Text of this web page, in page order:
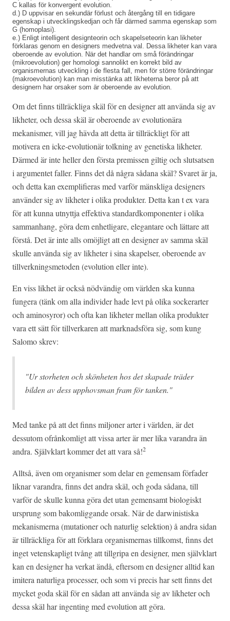
C kallas för konvergent evolution.
d.) D uppvisar en sekundär förlust och återgång till en tidigare
egenskap i utvecklingskedjan och får därmed samma egenskap som
G (homoplasi).
e.) Enligt intelligent designteorin och skapelseteorin kan likheter
förklaras genom en designers medvetna val. Dessa likheter kan vara
oberoende av evolution. När det handlar om små förändringar
(mikroevolution) ger homologi sannolikt en korrekt bild av
organismernas utveckling i de flesta fall, men för större förändringar
(makroevolution) kan man misstänka att likheterna beror på att
designern har orsaker som är oberoende av evolution.
Om det finns tillräckliga skäl för en designer att använda sig av
likheter, och dessa skäl är oberoende av evolutionära
mekanismer, vill jag hävda att detta är tillräckligt för att
motivera en icke-evolutionär tolkning av genetiska likheter.
Därmed är inte heller den första premissen giltig och slutsatsen
i argumentet faller. Finns det då några sådana skäl? Svaret är ja,
och detta kan exemplifieras med varför mänskliga designers
använder sig av likheter i olika produkter. Detta kan t ex vara
för att kunna utnyttja effektiva standardkomponenter i olika
sammanhang, göra dem enhetligare, elegantare och lättare att
förstå. Det är inte alls omöjligt att en designer av samma skäl
skulle använda sig av likheter i sina skapelser, oberoende av
tillverkningsmetoden (evolution eller inte).
En viss likhet är också nödvändig om världen ska kunna
fungera (tänk om alla individer hade levt på olika sockerarter
och aminosyror) och ofta kan likheter mellan olika produkter
vara ett sätt för tillverkaren att marknadsföra sig, som kung
Salomo skrev:
"Ur storheten och skönheten hos det skapade träder
bilden av dess upphovsman fram för tanken."
Med tanke på att det finns miljoner arter i världen, är det
dessutom ofrånkomligt att vissa arter är mer lika varandra än
andra. Självklart kommer det att vara så!2
Alltså, även om organismer som delar en gemensam förfader
liknar varandra, finns det andra skäl, och goda sådana, till
varför de skulle kunna göra det utan gemensamt biologiskt
ursprung som bakomliggande orsak. När de darwinistiska
mekanismerna (mutationer och naturlig selektion) å andra sidan
är tillräckliga för att förklara organismernas tillkomst, finns det
inget vetenskapligt tvång att tillgripa en designer, men självklart
kan en designer ha verkat ändå, eftersom en designer alltid kan
imitera naturliga processer, och som vi precis har sett finns det
mycket goda skäl för en sådan att använda sig av likheter och
dessa skäl har ingenting med evolution att göra.